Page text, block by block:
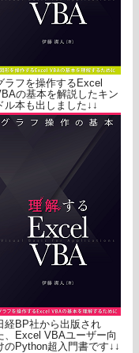
ラフを操作するExcel
の基本を解説したキン
ル本も出しました↓↓
経BP社から出版され
、Excel VBAユーザー向
のPython超入門書です↓↓